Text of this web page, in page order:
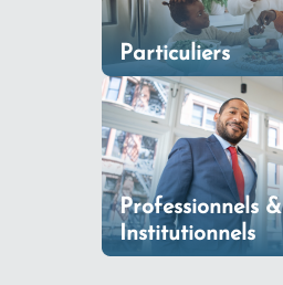
Particuliers
Professionnels &
Institutionnels